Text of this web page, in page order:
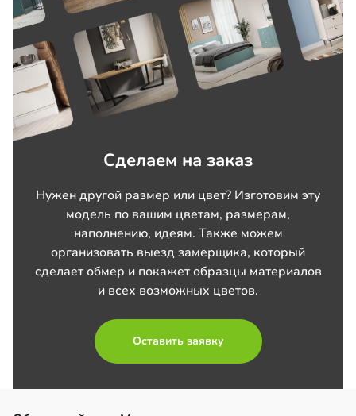
Сделаем на заказ
Нужен другой размер или цвет? Изготовим эту
модель по вашим цветам, размерам,
наполнению, идеям. Также можем
организовать выезд замерщика, который
сделает обмер и покажет образцы материалов
и всех возможных цветов.
Оставить заявку